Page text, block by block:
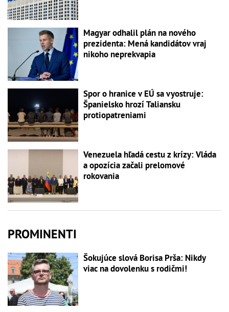
Magyar odhalil plán na nového
prezidenta: Mená kandidátov vraj
nikoho neprekvapia
Spor o hranice v EÚ sa vyostruje:
Španielsko hrozí Taliansku
protiopatreniami
Venezuela hľadá cestu z krízy: Vláda
a opozícia začali prelomové
rokovania
PROMINENTI
Šokujúce slová Borisa Prša: Nikdy
viac na dovolenku s rodičmi!